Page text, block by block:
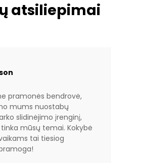
atsiliepimai
pramonės bendrovė,
mums nuostabų
slidinėjimo įrenginį,
mūsų temai. Kokybė
tai tiesiog